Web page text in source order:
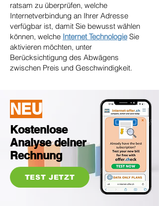
ratsam zu überprüfen, welche
Internetverbindung an Ihrer Adresse
verfügbar ist, damit Sie bewusst wählen
können, welche Internet TechnologieSie
aktivieren möchten, unter
Berücksichtigung des Abwägens
zwischen Preis und Geschwindigkeit.
NEU
Kostenlose
Analyse deiner
Rechnung
TEST JETZT